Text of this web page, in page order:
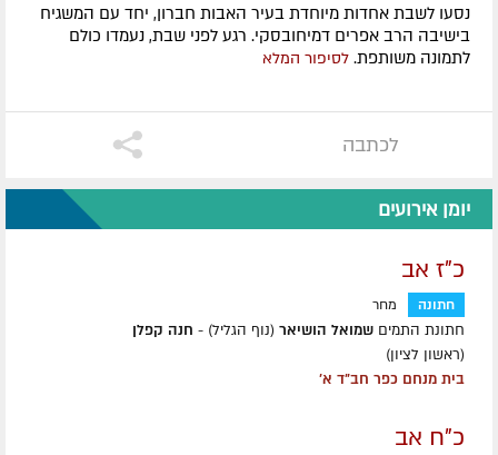
נסעו לשבת אחדות מיוחדת בעיר האבות חברון, יחד עם המשגיח
בישיבה הרב אפרים דמיחובסקי. רגע לפני שבת, נעמדו כולם
לתמונה משותפת. לסיפור המלא
לכתבה
יומן אירועים
כ"ז אב
חתונה מחר
חתונת התמים שמואל הושיאר (נוף הגליל) - חנה קפלן
(ראשון לציון)
בית מנחם כפר חב"ד א'
כ"ח אב